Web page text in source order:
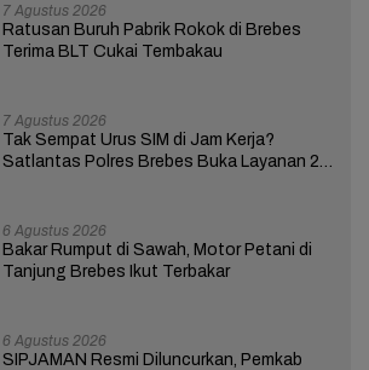
7 Agustus 2026
Ratusan Buruh Pabrik Rokok di Brebes
Terima BLT Cukai Tembakau
7 Agustus 2026
Tak Sempat Urus SIM di Jam Kerja?
Satlantas Polres Brebes Buka Layanan 24
6 Agustus 2026
Bakar Rumput di Sawah, Motor Petani di
Tanjung Brebes Ikut Terbakar
6 Agustus 2026
SIPJAMAN Resmi Diluncurkan, Pemkab